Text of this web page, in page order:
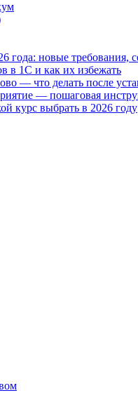
года: новые требования,
в 1С и как их избежать
— что делать после
— пошаговая
курс выбрать в 2026 году